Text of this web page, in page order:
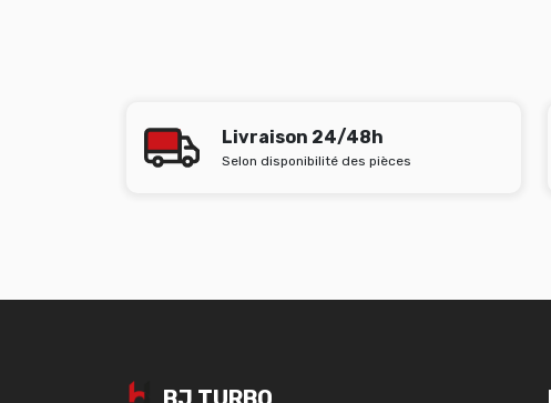
Livraison 24/48h
Selon disponibilité des pièces